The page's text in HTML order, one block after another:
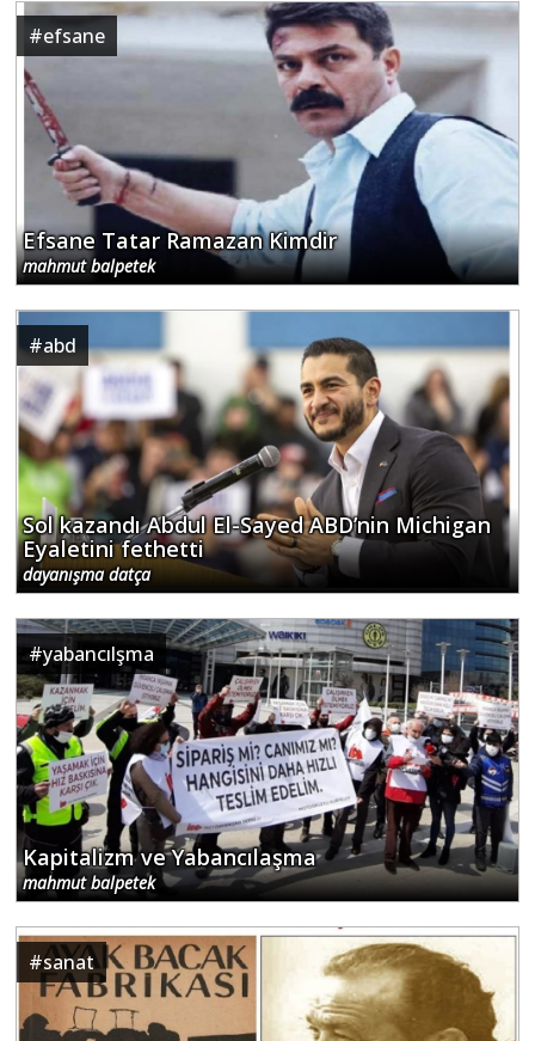
#efsane
Efsane Tatar Ramazan Kimdir
mahmut balpetek
#abd
Sol kazandı Abdul El-Sayed ABD’nin Michigan
Eyaletini fethetti
dayanışma datça
#yabancılşma
Kapitalizm ve Yabancılaşma
mahmut balpetek
#sanat